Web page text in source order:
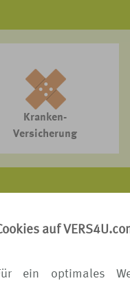
auf
ein optimales
Kranken-
Versicherung
Ausführliche